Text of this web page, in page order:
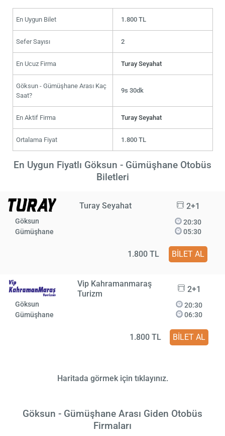
En Uygun Bilet 1.800 TL
Sefer Sayısı 2
En Ucuz Firma Turay Seyahat
Göksun - Gümüşhane Arası Kaç
Saat?
9s 30dk
En Aktif Firma Turay Seyahat
Ortalama Fiyat 1.800 TL
En Uygun Fiyatlı Göksun - Gümüşhane Otobüs
Biletleri
Turay Seyahat 2+1
Göksun
Gümüşhane
20:30
05:30
1.800 TL BİLET AL
Vip Kahramanmaraş
Turizm
2+1
Göksun
Gümüşhane
20:30
06:30
1.800 TL BİLET AL
Haritada görmek için tıklayınız.
Göksun - Gümüşhane Arası Giden Otobüs
Firmaları